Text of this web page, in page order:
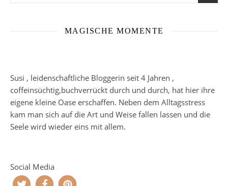
MAGISCHE MOMENTE
Susi , leidenschaftliche Bloggerin seit 4 Jahren ,
coffeinsüchtig,buchverrückt durch und durch, hat hier ihre
eigene kleine Oase erschaffen. Neben dem Alltagsstress
kam man sich auf die Art und Weise fallen lassen und die
Seele wird wieder eins mit allem.
Social Media